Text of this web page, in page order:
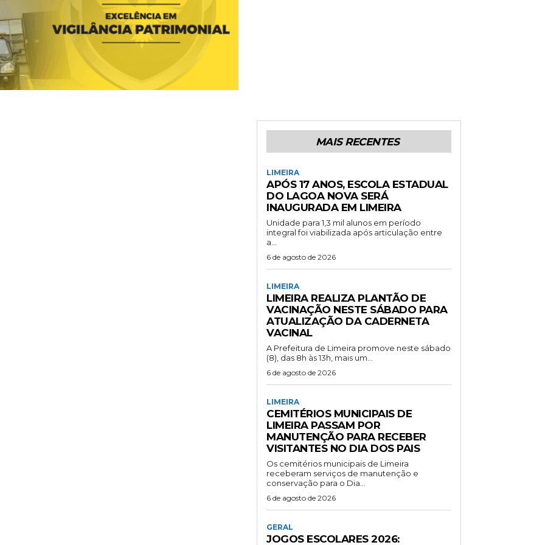
MAIS RECENTES
LIMEIRA
APÓS 17 ANOS, ESCOLA ESTADUAL
DO LAGOA NOVA SERÁ
INAUGURADA EM LIMEIRA
Unidade para 1,3 mil alunos em período
integral foi viabilizada após articulação entre
a...
6 de agosto de 2026
LIMEIRA
LIMEIRA REALIZA PLANTÃO DE
VACINAÇÃO NESTE SÁBADO PARA
ATUALIZAÇÃO DA CADERNETA
VACINAL
A Prefeitura de Limeira promove neste sábado
(8), das 8h às 13h, mais um...
6 de agosto de 2026
LIMEIRA
CEMITÉRIOS MUNICIPAIS DE
LIMEIRA PASSAM POR
MANUTENÇÃO PARA RECEBER
VISITANTES NO DIA DOS PAIS
Os cemitérios municipais de Limeira
receberam serviços de manutenção e
conservação para o Dia...
6 de agosto de 2026
GERAL
JOGOS ESCOLARES 2026: